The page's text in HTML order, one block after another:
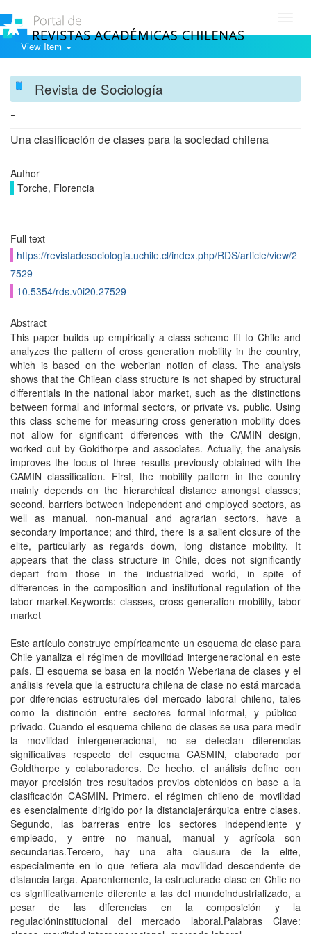
View Item
Revista de Sociología
-
Una clasificación de clases para la sociedad chilena
Author
Torche, Florencia
Full text
https://revistadesociologia.uchile.cl/index.php/RDS/article/view/2
7529
10.5354/rds.v0i20.27529
Abstract
This paper builds up empirically a class scheme fit to Chile and
analyzes the pattern of cross generation mobility in the country,
which is based on the weberian notion of class. The analysis
shows that the Chilean class structure is not shaped by structural
differentials in the national labor market, such as the distinctions
between formal and informal sectors, or private vs. public. Using
this class scheme for measuring cross generation mobility does
not allow for significant differences with the CAMIN design,
worked out by Goldthorpe and associates. Actually, the analysis
improves the focus of three results previously obtained with the
CAMIN classification. First, the mobility pattern in the country
mainly depends on the hierarchical distance amongst classes;
second, barriers between independent and employed sectors, as
well as manual, non-manual and agrarian sectors, have a
secondary importance; and third, there is a salient closure of the
elite, particularly as regards down, long distance mobility. It
appears that the class structure in Chile, does not significantly
depart from those in the industrialized world, in spite of
differences in the composition and institutional regulation of the
labor market.Keywords: classes, cross generation mobility, labor
market
Este artículo construye empíricamente un esquema de clase para
Chile yanaliza el régimen de movilidad intergeneracional en este
país. El esquema se basa en la noción Weberiana de clases y el
análisis revela que la estructura chilena de clase no está marcada
por diferencias estructurales del mercado laboral chileno, tales
como la distinción entre sectores formal-informal, y público-
privado. Cuando el esquema chileno de clases se usa para medir
la movilidad intergeneracional, no se detectan diferencias
significativas respecto del esquema CASMIN, elaborado por
Goldthorpe y colaboradores. De hecho, el análisis define con
mayor precisión tres resultados previos obtenidos en base a la
clasificación CASMIN. Primero, el régimen chileno de movilidad
es esencialmente dirigido por la distanciajerárquica entre clases.
Segundo, las barreras entre los sectores independiente y
empleado, y entre no manual, manual y agrícola son
secundarias.Tercero, hay una alta clausura de la elite,
especialmente en lo que refiera ala movilidad descendente de
distancia larga. Aparentemente, la estructurade clase en Chile no
es significativamente diferente a las del mundoindustrializado, a
pesar de las diferencias en la composición y la
regulacióninstitucional del mercado laboral.Palabras Clave: